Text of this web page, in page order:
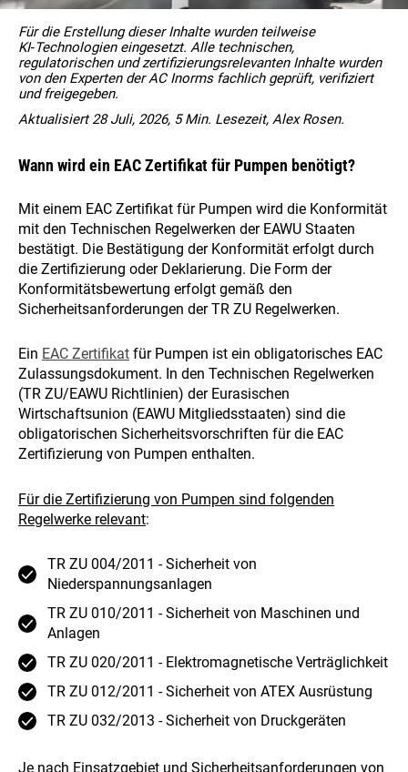
Für die Erstellung dieser Inhalte wurden teilweise
KI‑Technologien eingesetzt. Alle technischen,
regulatorischen und zertifizierungsrelevanten Inhalte wurden
von den Experten der AC Inorms fachlich geprüft, verifiziert
und freigegeben.
Aktualisiert 28 Juli, 2026, 5 Min. Lesezeit, Alex Rosen.
Wann wird ein EAC Zertifikat für Pumpen benötigt?
Mit einem EAC Zertifikat für Pumpen wird die Konformität
mit den Technischen Regelwerken der EAWU Staaten
bestätigt. Die Bestätigung der Konformität erfolgt durch
die Zertifizierung oder Deklarierung. Die Form der
Konformitätsbewertung erfolgt gemäß den
Sicherheitsanforderungen der TR ZU Regelwerken.
Ein EAC Zertifikat für Pumpen ist ein obligatorisches EAC
Zulassungsdokument. In den Technischen Regelwerken
(TR ZU/EAWU Richtlinien) der Eurasischen
Wirtschaftsunion (EAWU Mitgliedsstaaten) sind die
obligatorischen Sicherheitsvorschriften für die EAC
Zertifizierung von Pumpen enthalten.
Für die Zertifizierung von Pumpen sind folgenden
Regelwerke relevant:
TR ZU 004/2011 - Sicherheit von
Niederspannungsanlagen
TR ZU 010/2011 - Sicherheit von Maschinen und
Anlagen
TR ZU 020/2011 - Elektromagnetische Verträglichkeit
TR ZU 012/2011 - Sicherheit von ATEX Ausrüstung
TR ZU 032/2013 - Sicherheit von Druckgeräten
Je nach Einsatzgebiet und Sicherheitsanforderungen von